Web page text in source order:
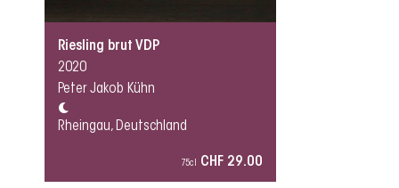
Riesling brut VDP
2020
Peter Jakob Kühn
Rheingau, Deutschland
75cl CHF 29.00